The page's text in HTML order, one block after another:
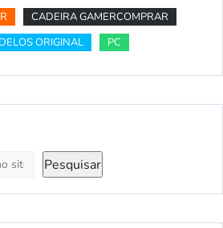
CADEIRA GAMERCOMPRAR
ORIGINAL
PC
Pesquisar